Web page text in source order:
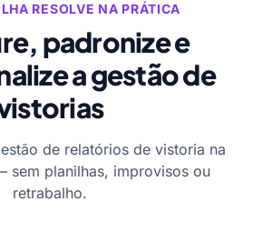
RESOLVE NA PRÁTICA
padronize e
a gestão de
de relatórios de vistoria na
sem planilhas, improvisos ou
retrabalho.